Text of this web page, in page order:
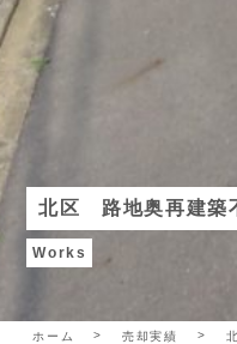
北区 路地奥再建築
Works
ホーム 売却実績